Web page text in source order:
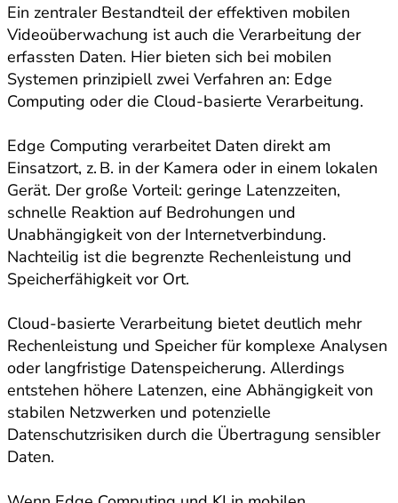
Ein zentraler Bestandteil der effektiven mobilen
Videoüberwachung ist auch die Verarbeitung der
erfassten Daten. Hier bieten sich bei mobilen
Systemen prinzipiell zwei Verfahren an: Edge
Computing oder die Cloud-basierte Verarbeitung.
Edge Computing verarbeitet Daten direkt am
Einsatzort, z. B. in der Kamera oder in einem lokalen
Gerät. Der große Vorteil: geringe Latenzzeiten,
schnelle Reaktion auf Bedrohungen und
Unabhängigkeit von der Internetverbindung.
Nachteilig ist die begrenzte Rechenleistung und
Speicherfähigkeit vor Ort.
Cloud-basierte Verarbeitung bietet deutlich mehr
Rechenleistung und Speicher für komplexe Analysen
oder langfristige Datenspeicherung. Allerdings
entstehen höhere Latenzen, eine Abhängigkeit von
stabilen Netzwerken und potenzielle
Datenschutzrisiken durch die Übertragung sensibler
Daten.